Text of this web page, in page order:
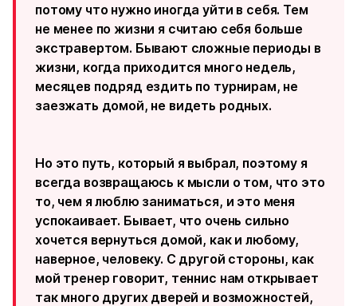
потому что нужно иногда уйти в себя. Тем
не менее по жизни я считаю себя больше
экстравертом. Бывают сложные периоды в
жизни, когда приходится много недель,
месяцев подряд ездить по турнирам, не
заезжать домой, не видеть родных.
Но это путь, который я выбрал, поэтому я
всегда возвращаюсь к мысли о том, что это
то, чем я люблю заниматься, и это меня
успокаивает. Бывает, что очень сильно
хочется вернуться домой, как и любому,
наверное, человеку. С другой стороны, как
мой тренер говорит, теннис нам открывает
так много других дверей и возможностей,